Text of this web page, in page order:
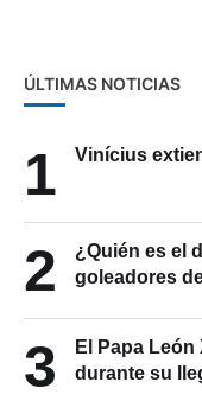
ÚLTIMAS NOTICIAS
1 Vinícius
2
¿Quién es el
goleadores
3
El Papa
durante su